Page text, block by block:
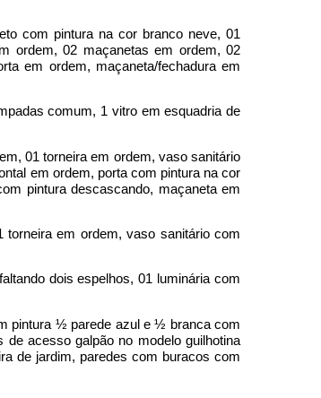
com pintura na cor branco neve, 01
ordem, 02 maçanetas em ordem, 02
em ordem, maçaneta/fechadura em
comum, 1 vitro em esquadria de
01 torneira em ordem, vaso sanitário
em ordem, porta com pintura na cor
pintura descascando, maçaneta em
em ordem, vaso sanitário com
dois espelhos, 01 luminária com
pintura ½ parede azul e ½ branca com
acesso galpão no modelo guilhotina
de jardim, paredes com buracos com